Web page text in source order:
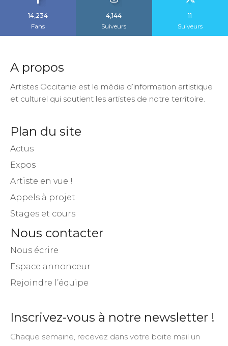
14,234
Fans
4,144
Suiveurs
11
Suiveurs
A propos
Artistes Occitanie est le média d’information artistique
et culturel qui soutient les artistes de notre territoire.
Plan du site
Actus
Expos
Artiste en vue !
Appels à projet
Stages et cours
Nous contacter
Nous écrire
Espace annonceur
Rejoindre l’équipe
Inscrivez-vous à notre newsletter !
Chaque semaine, recevez dans votre boite mail un